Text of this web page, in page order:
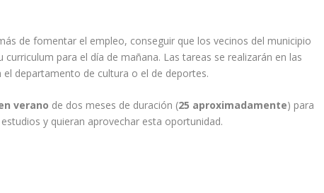
de fomentar el empleo, conseguir que los vecinos del municipio
para el día de mañana. Las tareas se realizarán en las
departamento de cultura o el de deportes.
verano de dos meses de duración (25 aproximadamente) para
y quieran aprovechar esta oportunidad.